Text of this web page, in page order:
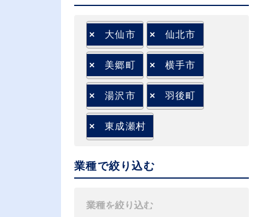
× 大仙市 × 仙北市
× 美郷町 × 横手市
× 湯沢市 × 羽後町
× 東成瀬村
業種で絞り込む